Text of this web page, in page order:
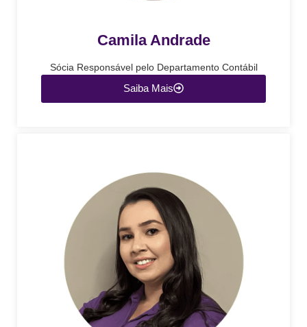
Camila Andrade
Sócia Responsável pelo Departamento Contábil
Saiba Mais